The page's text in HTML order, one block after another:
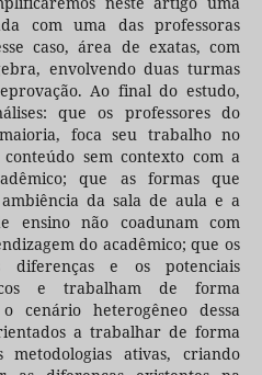
com uma das professoras
caso, área de exatas, com
envolvendo duas turmas
Ao final do estudo,
que os professores do
foca seu trabalho no
sem contexto com a
que as formas que
da sala de aula e a
ensino não coadunam com
do acadêmico; que os
diferenças e os potenciais
e trabalham de forma
cenário heterogêneo dessa
a trabalhar de forma
metodologias ativas, criando